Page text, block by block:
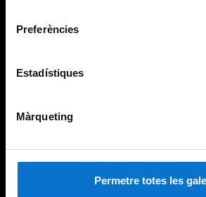
Preferències
Estadístiques
Màrqueting
Permetre totes les